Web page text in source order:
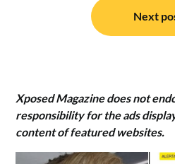
Next
Xposed Magazine does not
responsibility for the ads
content of featured websites.